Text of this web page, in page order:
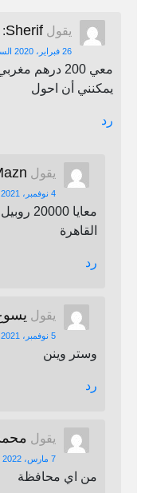
يقول Sherif
:
26 فبراير، 2020 الساعة 3:30 م
معي 200
يمكنني أن احول
رد
يقول
4 نوفمبر، 2021 الساعة 4:20 م
معايا
القاهرة
رد
يقول
5 نوفمبر، 2021 الساعة 10:21 م
وستر وينن
رد
يقول
7 مارس، 2022 الساعة 7:22 م
من اي محافظة